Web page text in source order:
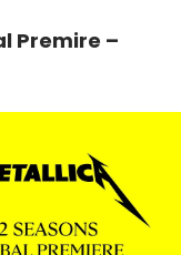
Premire –